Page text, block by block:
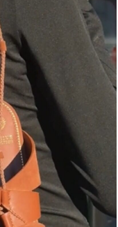
escape with th...